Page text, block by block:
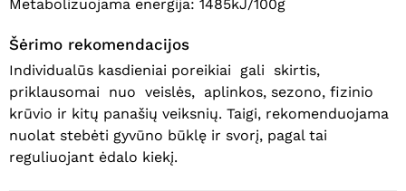
Metabolizuojama energija: 1485kJ/100g
Šėrimo rekomendacijos
Individualūs kasdieniai poreikiai gali skirtis,
priklausomai nuo veislės, aplinkos, sezono, fizinio
krūvio ir kitų panašių veiksnių. Taigi, rekomenduojama
nuolat stebėti gyvūno būklę ir svorį, pagal tai
reguliuojant ėdalo kiekį.